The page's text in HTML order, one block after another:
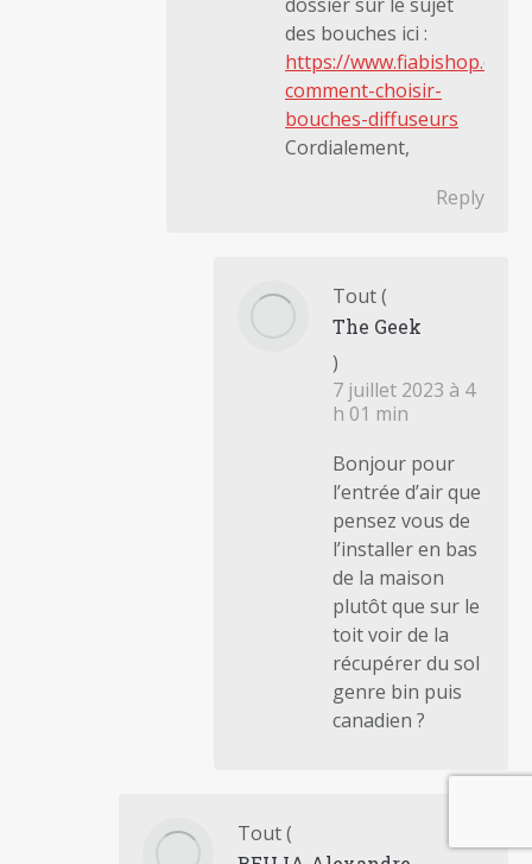
des bouches ici :
https://
comment-choisir-
bouches-diffuseurs
Cordialement,
Reply
Tout(
The Geek
)
7 juillet 2023 à 4
h 01 min
Bonjour pour
l’entrée d’air que
pensez vous de
l’installer en bas
de la maison
plutôt que sur le
toit voir de la
récupérer du sol
genre bin puis
canadien ?
Tout(